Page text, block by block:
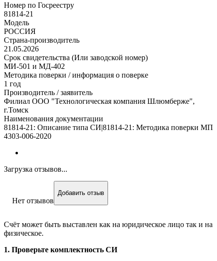
Номер по Госреестру
81814-21
Модель
РОССИЯ
Страна-производитель
21.05.2026
Срок свидетельства (Или заводской номер)
МИ-501 и МД-402
Методика поверки / информация о поверке
1 год
Производитель / заявитель
Филиал ООО "Технологическая компания Шлюмберже",
г.Томск
Наименования документации
81814-21: Описание типа СИ|81814-21: Методика поверки МП
4303-006-2020
Загрузка отзывов...
Нет отзывов
Добавить отзыв
Счёт может быть выставлен как на юридическое лицо так и на
физическое.
1. Проверьте комплектность СИ